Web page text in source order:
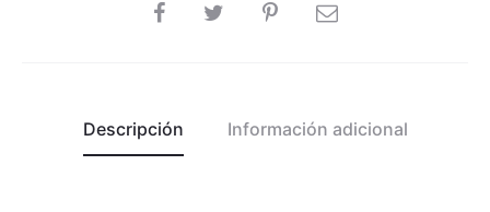
SHARE
Descripción Información adicional